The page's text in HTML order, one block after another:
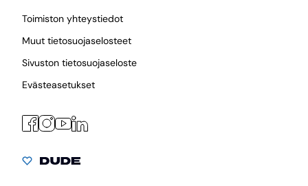
Toimiston yhteystiedot
Muut tietosuojaselosteet
Sivuston tietosuojaseloste
Evästeasetukset
Facebook
Instagram
YouTube
LinkedIn